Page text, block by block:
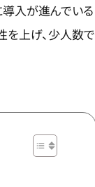
導入が進んでいる
を上げ、少人数で